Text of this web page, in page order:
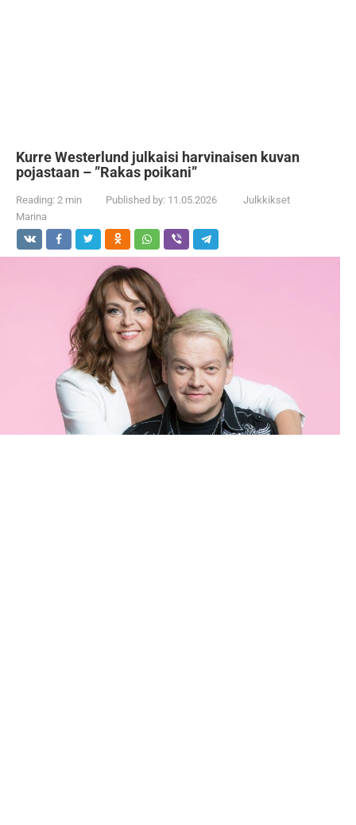
Kurre Westerlund julkaisi harvinaisen kuvan
pojastaan – ”Rakas poikani”
Reading: 2 min Published by: 11.05.2026
Julkkikset
Marina